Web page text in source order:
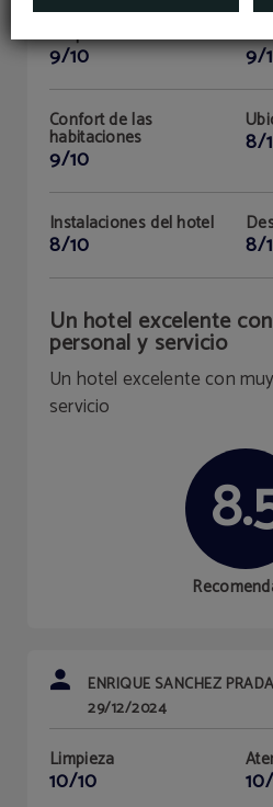
Limpieza
9/10 9/
Confort de las
habitaciones
9/10
8/
Instalaciones del hotel
8/10 8/
Un hotel excelente
personal y servicio
Un hotel excelente con
servicio
ENRIQUE SANCHEZ PRADA
29/12/2024
Limpieza
10/10